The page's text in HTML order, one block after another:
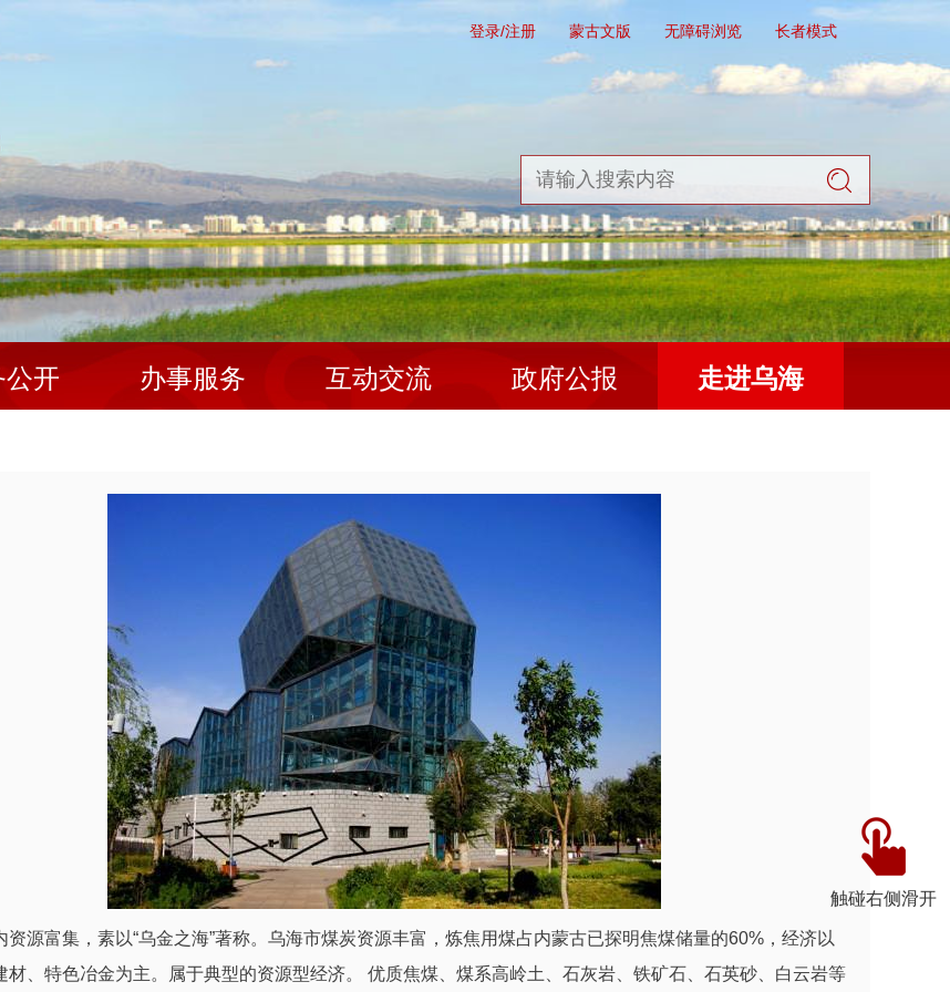
登录/注册 蒙古文版 无障碍浏览 长者模式
开 办事服务 互动交流 政府公报 走进乌海
触碰右侧滑开
富集，素以“乌金之海”著称。乌海市煤炭资源丰富，炼焦用煤占内蒙古已探明焦煤储量的60%，经济以
材、特色冶金为主。属于典型的资源型经济。 优质焦煤、煤系高岭土、石灰岩、铁矿石、石英砂、白云岩等